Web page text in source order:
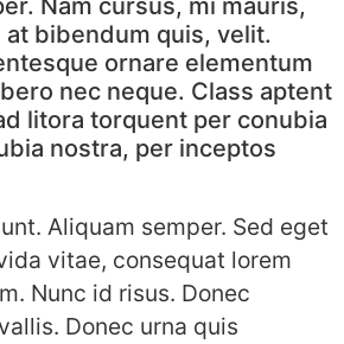
Nam cursus, mi mauris,
bibendum quis, velit.
ornare elementum
nec neque. Class aptent
litora torquent per conubia
nostra, per inceptos
Aliquam semper. Sed eget
vitae, consequat lorem
Nunc id risus. Donec
Donec urna quis